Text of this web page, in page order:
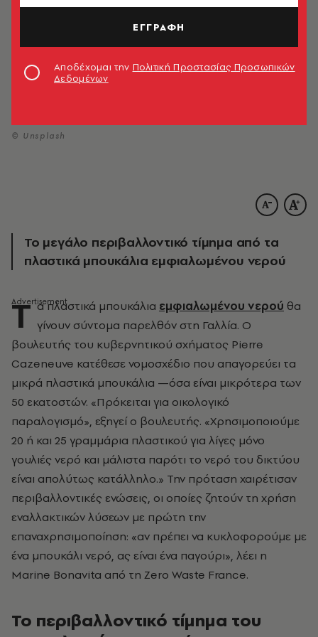
© Unsplash
Το μεγάλο περιβαλλοντικό τίμημα από τα
πλαστικά μπουκάλια εμφιαλωμένου νερού
T α πλαστικά μπουκάλια εμφιαλωμένου νερού θα
γίνουν σύντομα παρελθόν στη Γαλλία. Ο
βουλευτής του κυβερνητικού σχήματος Pierre
Cazeneuve κατέθεσε νομοσχέδιο που απαγορεύει τα
μικρά πλαστικά μπουκάλια —όσα είναι μικρότερα των
50 εκατοστών. «Πρόκειται για οικολογικό
παραλογισμό», εξηγεί ο βουλευτής. «Χρησιμοποιούμε
20 ή και 25 γραμμάρια πλαστικού για λίγες μόνο
γουλιές νερό και μάλιστα παρότι το νερό του δικτύου
είναι απολύτως κατάλληλο.» Την πρόταση χαιρέτισαν
περιβαλλοντικές ενώσεις, οι οποίες ζητούν τη χρήση
εναλλακτικών λύσεων με πρώτη την
επαναχρησιμοποίηση: «αν πρέπει να κυκλοφορούμε με
ένα μπουκάλι νερό, ας είναι ένα παγούρι», λέει η
Marine Bonavita από τη Zero Waste France.
Το περιβαλλοντικό τίμημα του
ΕΓΓΡΑΦΗ
Αποδέχομαι την Πολιτική Προστασίας Προσωπικών
Δεδομένων